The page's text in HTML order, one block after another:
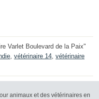
Varlet Boulevard de la Paix"
vétérinaire 14 vétérinaire
animaux et des vétérinaires en